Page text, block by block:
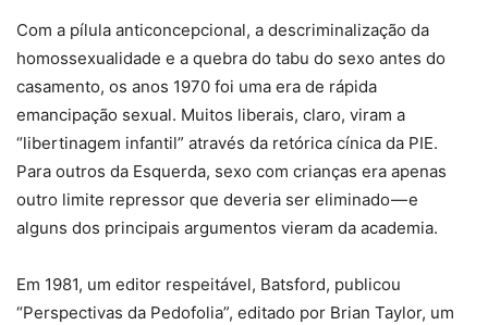
Com a pílula anticoncepcional, a descriminalização da
homossexualidade e a quebra do tabu do sexo antes do
casamento, os anos 1970 foi uma era de rápida
emancipação sexual. Muitos liberais, claro, viram a
“libertinagem infantil” através da retórica cínica da PIE.
Para outros da Esquerda, sexo com crianças era apenas
outro limite repressor que deveria ser eliminado — e
alguns dos principais argumentos vieram da academia.
Em 1981, um editor respeitável, Batsford, publicou
“Perspectivas da Pedofolia”, editado por Brian Taylor, um